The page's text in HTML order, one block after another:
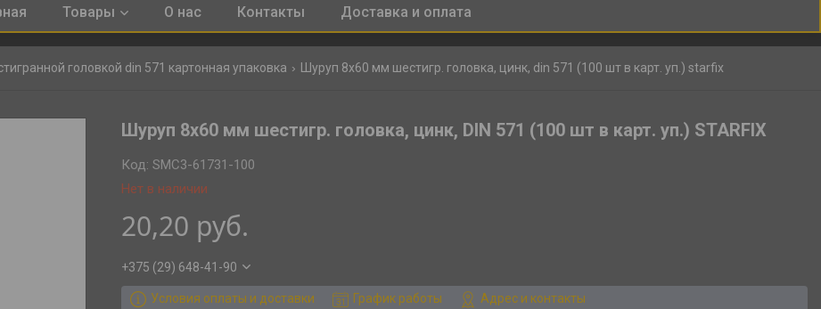
Товары О нас Контакты Доставка и оплата
головкой din 571 картонная упаковка Шуруп 8х60 мм шестигр. головка, цинк, din 571 (100 шт в карт. уп.) starfix
Шуруп 8х60 мм шестигр. головка, цинк, DIN 571 (100 шт в карт. уп.) STARFIX
Нет в наличии
Код:SMC3-61731-100
20,20 руб.
+375 (29) 648-41-90
Условия оплаты и доставки График работы Адрес и контакты